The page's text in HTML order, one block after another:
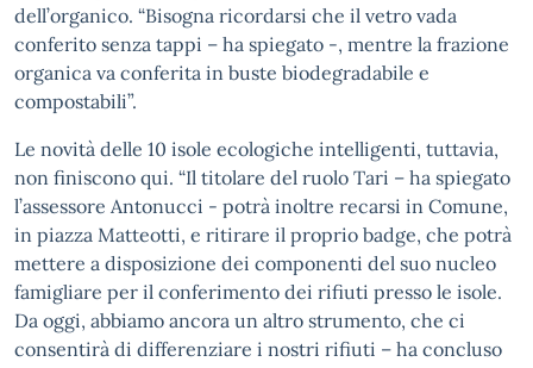
dell’organico. “Bisogna ricordarsi che il vetro vada
conferito senza tappi – ha spiegato -, mentre la frazione
organica va conferita in buste biodegradabile e
compostabili”.
Le novità delle 10 isole ecologiche intelligenti, tuttavia,
non finiscono qui. “Il titolare del ruolo Tari – ha spiegato
l’assessore Antonucci - potrà inoltre recarsi in Comune,
in piazza Matteotti, e ritirare il proprio badge, che potrà
mettere a disposizione dei componenti del suo nucleo
famigliare per il conferimento dei rifiuti presso le isole.
Da oggi, abbiamo ancora un altro strumento, che ci
consentirà di differenziare i nostri rifiuti – ha concluso